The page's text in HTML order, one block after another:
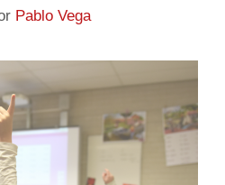
Pablo Vega